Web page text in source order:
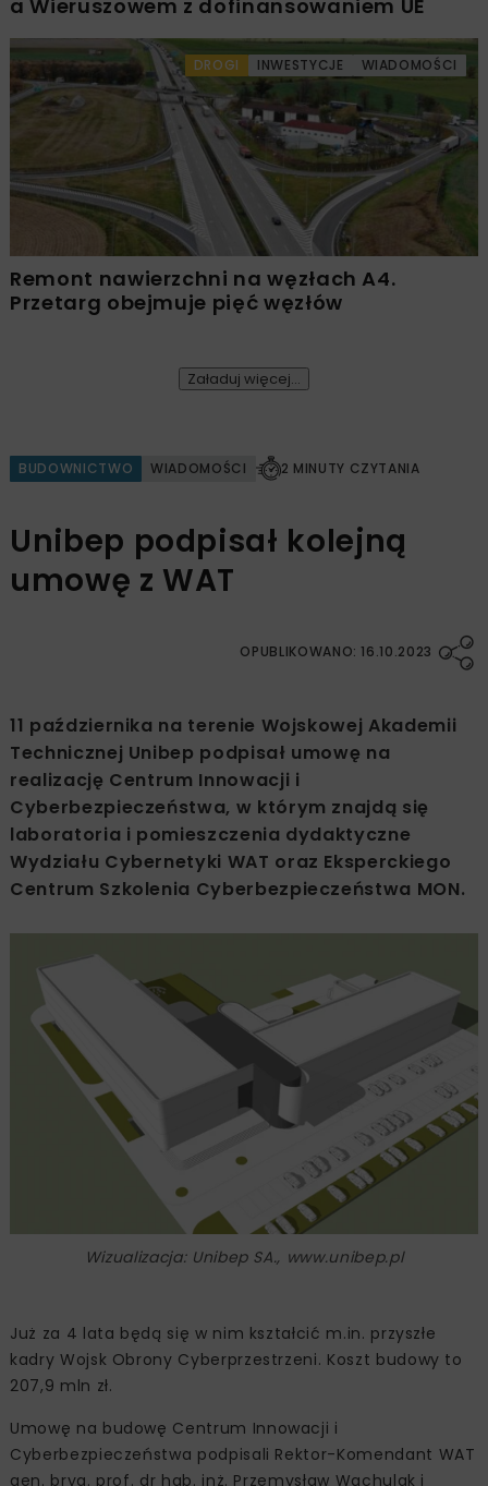
a Wieruszowem z dofinansowaniem UE
DROGI INWESTYCJE WIADOMOŚCI
Remont nawierzchni na węzłach A4.
Przetarg obejmuje pięć węzłów
Załaduj więcej...
BUDOWNICTWO WIADOMOŚCI 2 MINUTY CZYTANIA
Unibep podpisał kolejną
umowę z WAT
OPUBLIKOWANO: 16.10.2023
11 października na terenie Wojskowej Akademii
Technicznej Unibep podpisał umowę na
realizację Centrum Innowacji i
Cyberbezpieczeństwa, w którym znajdą się
laboratoria i pomieszczenia dydaktyczne
Wydziału Cybernetyki WAT oraz Eksperckiego
Centrum Szkolenia Cyberbezpieczeństwa MON.
Wizualizacja: Unibep SA., www.unibep.pl
Już za 4 lata będą się w nim kształcić m.in. przyszłe
kadry Wojsk Obrony Cyberprzestrzeni. Koszt budowy to
207,9 mln zł.
Umowę na budowę Centrum Innowacji i
Cyberbezpieczeństwa podpisali Rektor-Komendant WAT
gen. bryg. prof. dr hab. inż. Przemysław Wachulak i